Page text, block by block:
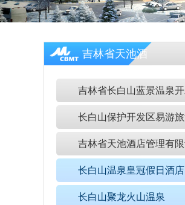
吉林省天池酒
任公司
长白山温泉皇冠假日酒店
长白山聚龙火山温泉